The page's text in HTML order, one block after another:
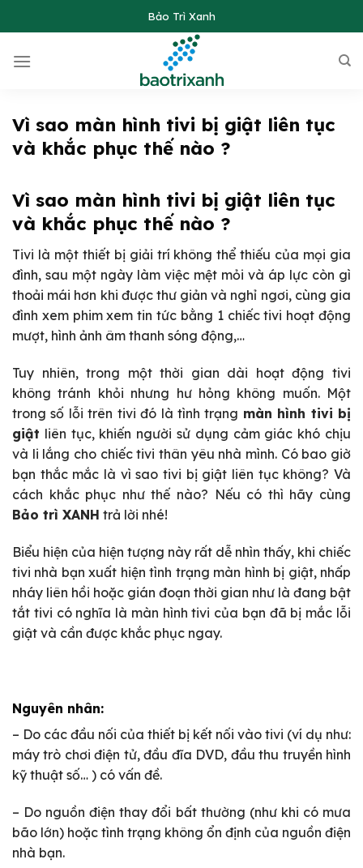
to
Bảo Trì Xanh
Vì sao màn hình tivi bị giật liên tục
và khắc phục thế nào ?
Vì sao màn hình tivi bị giật liên tục
và khắc phục thế nào ?
Tivi là một thiết bị giải trí không thể thiếu của mọi gia
đình, sau một ngày làm việc mệt mỏi và áp lực còn gì
thoải mái hơn khi được thư giản và nghỉ ngơi, cùng gia
đình xem phim xem tin tức bằng 1 chiếc tivi hoạt động
mượt, hình ảnh âm thanh sóng động,…
Tuy nhiên, trong một thời gian dài hoạt động tivi
không tránh khỏi nhưng hư hỏng không muốn. Một
trong số lỗi trên tivi đó là tình trạng màn hình tivi bị
giật liên tục, khiến người sử dụng cảm giác khó chịu
và li lắng cho chiếc tivi thân yêu nhà mình. Có bao giờ
bạn thắc mắc là vì sao tivi bị giật liên tục không? Và
cách khắc phục như thế nào? Nếu có thì hãy cùng
Bảo trì XANH trả lời nhé!
Biểu hiện của hiện tượng này rất dễ nhìn thấy, khi chiếc
tivi nhà bạn xuất hiện tình trạng màn hình bị giật, nhấp
nháy liên hồi hoặc gián đoạn thời gian như là đang bật
tắt tivi có nghĩa là màn hình tivi của bạn đã bị mắc lỗi
giật và cần được khắc phục ngay.
Nguyên nhân:
– Do các đầu nối của thiết bị kết nối vào tivi (ví dụ như:
máy trò chơi điện tử, đầu đĩa DVD, đầu thu truyền hình
kỹ thuật số… ) có vấn đề.
– Do nguồn điện thay đổi bất thường (như khi có mưa
bão lớn) hoặc tình trạng không ổn định của nguồn điện
nhà bạn.